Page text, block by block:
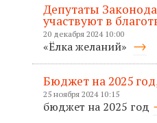
Депутаты
участвуют в
20 декабря 2024 10:00
«Ёлка желаний»
Бюджет на 2025
25 ноября 2024 10:15
бюджет на 2025 год